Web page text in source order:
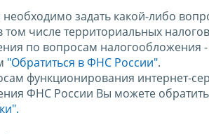
необходимо задать какой-либо
том числе территориальных
по вопросам налогообложения
"Обратиться в ФНС России".
функционирования интернет-
ФНС России Вы можете